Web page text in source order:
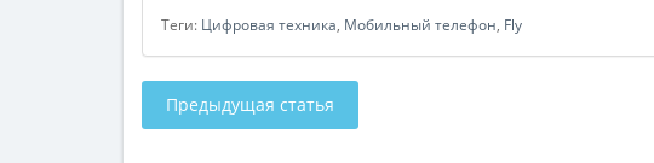
Теги: Цифровая техника, Мобильный телефон, Fly
Предыдущая статья